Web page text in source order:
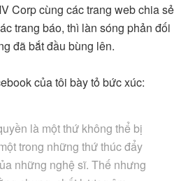
Corp cùng các trang web chia sẻ
trang báo, thì làn sóng phản đối
đã bắt đầu bùng lên.
của tôi bày tỏ bức xúc:
là một thứ không thể bị
trong những thứ thúc đẩy
những nghệ sĩ. Thế nhưng